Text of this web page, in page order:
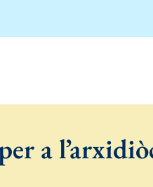
Cristiana
a